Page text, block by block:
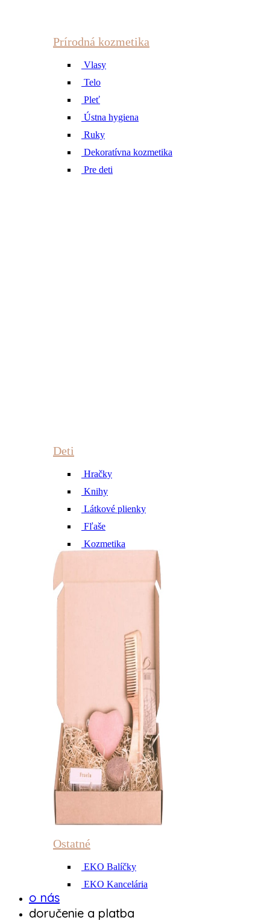
Prírodná kozmetika
Vlasy
Telo
Pleť
Ústna hygiena
Ruky
Dekoratívna kozmetika
Pre deti
Deti
Hračky
Knihy
Látkové plienky
Fľaše
Kozmetika
Ostatné
EKO Balíčky
EKO Kancelária
o nás
doručenie a platba